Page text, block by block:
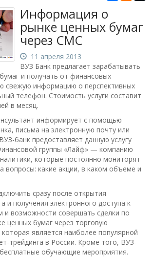
Информация о
рынке ценных бумаг
через СМС
11 апреля 2013
ВУЗ Банк предлагает зарабатывать
и получать от финансовых
свежую информацию о перспективных
телефон. Стоимость услуги составит
в месяц.
информирует с помощью
письма на электронную почту или
банк предоставляет данную услугу
группы «Лайф» — компанию
которые постоянно мониторят
вопросы: какие акции, в каком объеме и
сразу после открытия
и получения электронного доступа к
и возможности совершать сделки по
ценных бумаг через торговую
является наиболее популярной
трейдинга в России. Кроме того, ВУЗ-
обучающие мероприятия.